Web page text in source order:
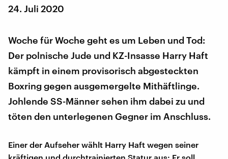
24. Juli 2020
Woche für Woche geht es um Leben und Tod:
Der polnische Jude und KZ-Insasse Harry Haft
kämpft in einem provisorisch abgesteckten
Boxring gegen ausgemergelte Mithäftlinge.
Johlende SS-Männer sehen ihm dabei zu und
töten den unterlegenen Gegner im Anschluss.
Einer der Aufseher wählt Harry Haft wegen seiner